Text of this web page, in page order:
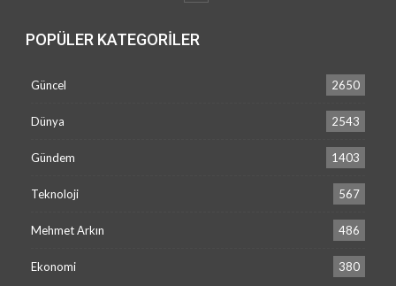
POPÜLER KATEGORILER
Güncel 2650
Dünya 2543
Gündem 1403
Teknoloji 567
Mehmet Arkın 486
Ekonomi 380